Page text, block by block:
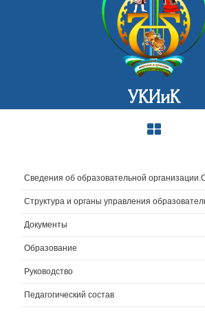
УКИиК
Сведения об образовательной
Структура и органы управления
Документы
Образование
Руководство
Педагогический состав